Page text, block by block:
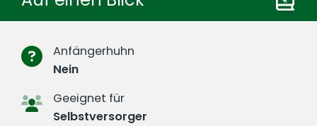
Anfängerhuhn
Nein
Geeignet für
Selbstversorger